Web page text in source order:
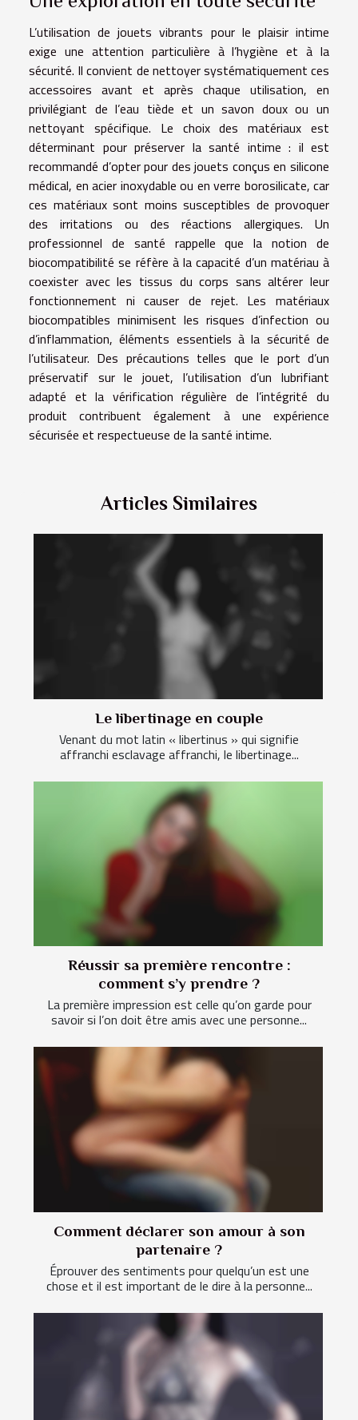
L’utilisation de jouets vibrants pour le plaisir intime
exige une attention particulière à l’hygiène et à la
sécurité. Il convient de nettoyer systématiquement ces
accessoires avant et après chaque utilisation, en
privilégiant de l’eau tiède et un savon doux ou un
nettoyant spécifique. Le choix des matériaux est
déterminant pour préserver la santé intime : il est
recommandé d’opter pour des jouets conçus en silicone
médical, en acier inoxydable ou en verre borosilicate, car
ces matériaux sont moins susceptibles de provoquer
des irritations ou des réactions allergiques. Un
professionnel de santé rappelle que la notion de
biocompatibilité se réfère à la capacité d’un matériau à
coexister avec les tissus du corps sans altérer leur
fonctionnement ni causer de rejet. Les matériaux
biocompatibles minimisent les risques d’infection ou
d’inflammation, éléments essentiels à la sécurité de
l’utilisateur. Des précautions telles que le port d’un
préservatif sur le jouet, l’utilisation d’un lubrifiant
adapté et la vérification régulière de l’intégrité du
produit contribuent également à une expérience
sécurisée et respectueuse de la santé intime.
Articles Similaires
Le libertinage en couple
Venant du mot latin « libertinus » qui signifie
affranchi esclavage affranchi, le libertinage...
Réussir sa première rencontre :
comment s’y prendre ?
La première impression est celle qu’on garde pour
savoir si l’on doit être amis avec une personne...
Comment déclarer son amour à son
partenaire ?
Éprouver des sentiments pour quelqu’un est une
chose et il est important de le dire à la personne...